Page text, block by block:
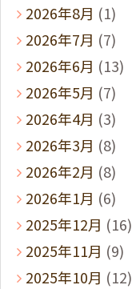
2026年8月 (1)
2026年7月 (7)
2026年6月 (13)
2026年5月 (7)
2026年4月 (3)
2026年3月 (8)
2026年2月 (8)
2026年1月 (6)
2025年12月 (16)
2025年11月 (9)
2025年10月 (12)